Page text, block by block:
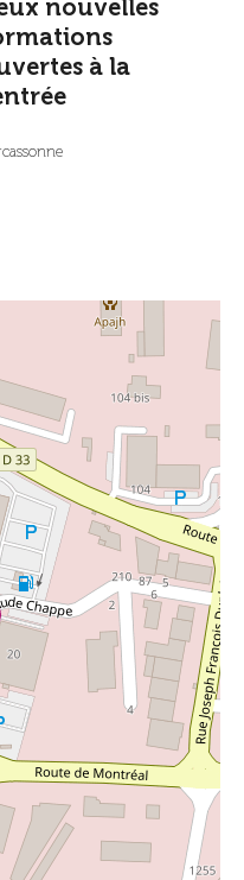
nouvelles
à la